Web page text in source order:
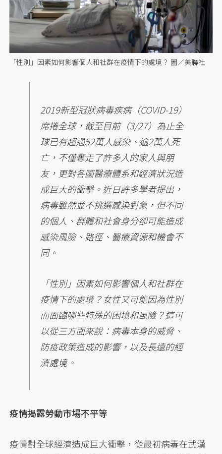
「性別」因素如何影響個人和社群在疫情下的處境？ 圖／美聯社
2019新型冠狀病毒疾病（COVID-19）
席捲全球，截至目前（3/27）為止全
球已有超過52萬人感染、逾2萬人死
亡，不僅奪走了許多人的家人與朋
友，更對各國醫療體系和經濟狀況造
成巨大的衝擊。近日許多學者提出，
病毒雖然並不挑選感染對象，但不同
的個人、群體和社會身分卻可能造成
感染風險、路徑、醫療資源和機會不
同。
「性別」因素如何影響個人和社群在
疫情下的處境？女性又可能因為性別
而面臨哪些特殊的困境和風險？這可
以從三方面來說：病毒本身的威脅、
防疫政策造成的影響，以及長遠的經
濟處境。
疫情揭露勞動市場不平等
疫情對全球經濟造成巨大衝擊，從最初病毒在武漢